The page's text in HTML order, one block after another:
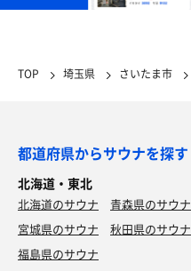
TOP 埼玉県 さいたま市
都道府県からサウナを探す
北海道・東北
北海道のサウナ 青森県のサウナ
宮城県のサウナ
秋田県のサウナ
福島県のサウナ